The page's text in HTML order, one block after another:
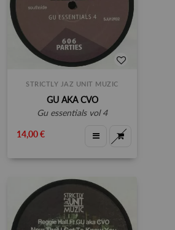
STRICTLY JAZ UNIT MUZIC
GU AKA CVO
gu essentials vol 4
14,00 €